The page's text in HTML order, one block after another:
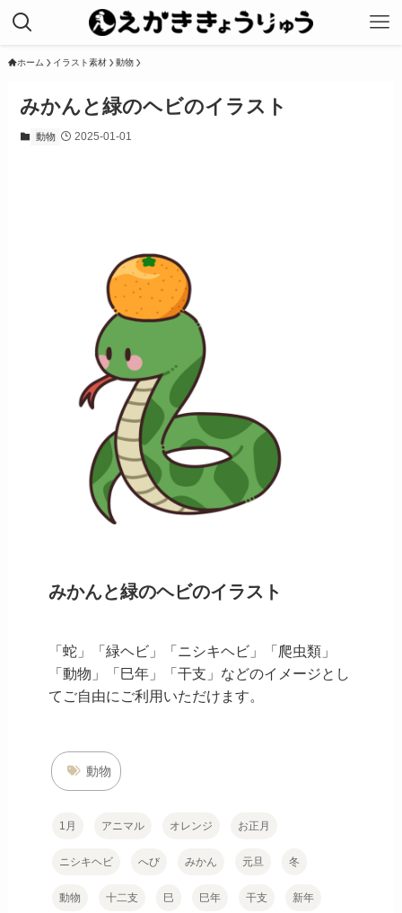
ホーム イラスト素材 動物
みかんと緑のヘビのイラスト
動物 2025-01-01
みかんと緑のヘビのイラスト
「蛇」「緑ヘビ」「ニシキヘビ」「爬虫類」
「動物」「巳年」「干支」などのイメージとし
てご自由にご利用いただけます。
動物
1月 アニマル オレンジ お正月
ニシキヘビ へび みかん 元旦 冬
動物 十二支 巳 巳年 干支 新年